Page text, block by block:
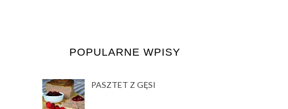
POPULARNE WPISY
PASZTET Z GĘSI